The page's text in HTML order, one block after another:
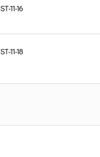
ST-11-16
ST-11-18